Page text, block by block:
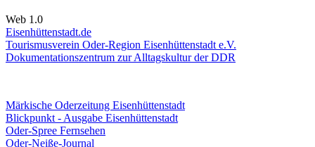
Web 1.0
Eisenhüttenstadt.de
Tourismusverein Oder-Region Eisenhüttenstadt e.V.
Dokumentationszentrum zur Alltagskultur der DDR
Märkische Oderzeitung Eisenhüttenstadt
Blickpunkt - Ausgabe Eisenhüttenstadt
Oder-Spree Fernsehen
Oder-Neiße-Journal